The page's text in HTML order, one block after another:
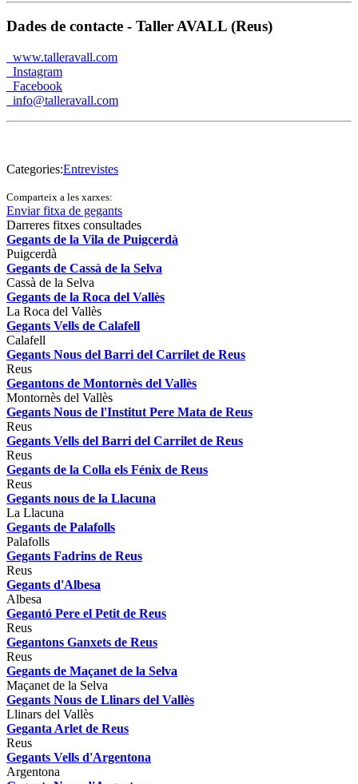
Dades de contacte - Taller AVALL (Reus)
www.talleravall.com
Instagram
Facebook
info@talleravall.com
Categories:Entrevistes
Comparteix a les xarxes:
Enviar fitxa de gegants
Darreres fitxes consultades
Gegants de la Vila de Puigcerdà
Puigcerdà
Gegants de Cassà de la Selva
Cassà de la Selva
Gegants de la Roca del Vallès
La Roca del Vallès
Gegants Vells de Calafell
Calafell
Gegants Nous del Barri del Carrilet de Reus
Reus
Gegantons de Montornès del Vallès
Montornès del Vallès
Gegants Nous de l'Institut Pere Mata de Reus
Reus
Gegants Vells del Barri del Carrilet de Reus
Reus
Gegants de la Colla els Fénix de Reus
Reus
Gegants nous de la Llacuna
La Llacuna
Gegants de Palafolls
Palafolls
Gegants Fadrins de Reus
Reus
Gegants d'Albesa
Albesa
Gegantó Pere el Petit de Reus
Reus
Gegantons Ganxets de Reus
Reus
Gegants de Maçanet de la Selva
Maçanet de la Selva
Gegants Nous de Llinars del Vallès
Llinars del Vallès
Geganta Arlet de Reus
Reus
Gegants Vells d'Argentona
Argentona